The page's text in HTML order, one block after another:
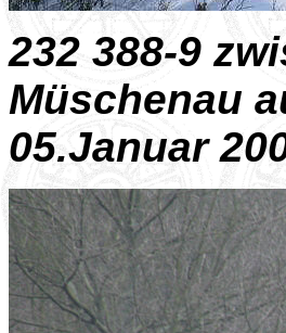
232 388-9
Müschenau
05.Januar